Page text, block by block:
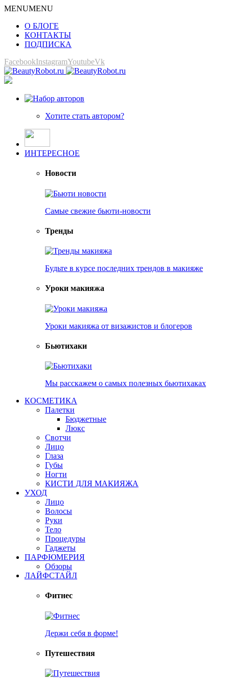
MENUMENU
О БЛОГЕ
КОНТАКТЫ
ПОДПИСКА
FacebookInstagramYoutubeVk
Хотите стать автором?
ИНТЕРЕСНОЕ
Новости
Самые свежие бьюти-новости
Тренды
Будьте в курсе последних трендов в макияже
Уроки макияжа
Уроки макияжа от визажистов и блогеров
Бьютихаки
Мы расскажем о самых полезных бьютихаках
КОСМЕТИКА
Палетки
Бюджетные
Люкс
Свотчи
Лицо
Глаза
Губы
Ногти
КИСТИ ДЛЯ МАКИЯЖА
УХОД
Лицо
Волосы
Руки
Тело
Процедуры
Гаджеты
ПАРФЮМЕРИЯ
Обзоры
ЛАЙФСТАЙЛ
Фитнес
Держи себя в форме!
Путешествия